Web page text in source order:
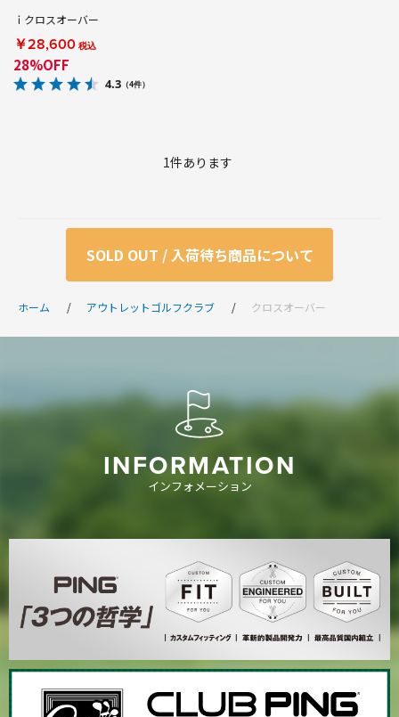
ｉクロスオーバー
￥28,600 税込
28%OFF
4.3 （4件）
1件あります
SOLD OUT / 入荷待ち商品について
ホーム アウトレットゴルフクラブ クロスオーバー
INFORMATION
インフォメーション